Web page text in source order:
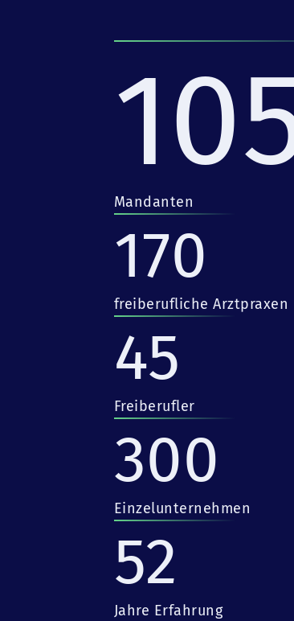
Mandanten
170
freiberufliche Arztpraxen
45
Freiberufler
300
Einzelunternehmen
52
Jahre Erfahrung